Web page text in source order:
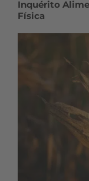
Inquérito
Física